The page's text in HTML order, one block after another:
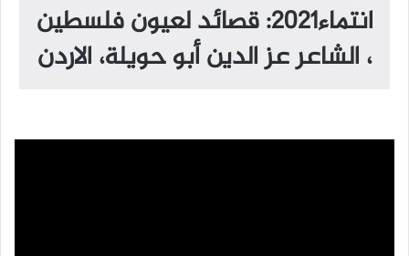
انتماء2021: قصائد لعيون فلسطين
، الشاعر عز الدين أبو حويلة، الاردن